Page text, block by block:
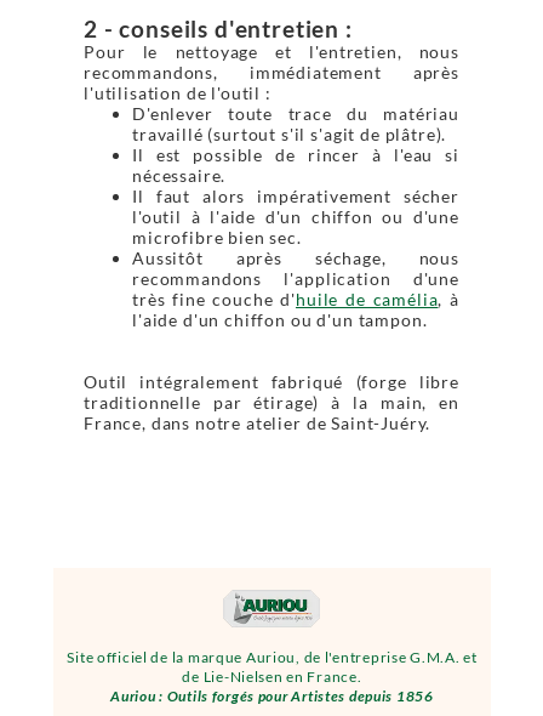
Site officiel de la marque Auriou, de l'entreprise G.M.A. et
de Lie-Nielsen en France.
Auriou : Outils forgés pour Artistes depuis 1856
2 - conseils d'entretien :
Pour le nettoyage et l'entretien, nous
recommandons, immédiatement après
l'utilisation de l'outil :
D'enlever toute trace du matériau
travaillé (surtout s'il s'agit de plâtre).
Il est possible de rincer à l'eau si
nécessaire.
Il faut alors impérativement sécher
l'outil à l'aide d'un chiffon ou d'une
microfibre bien sec.
Aussitôt après séchage, nous
recommandons l'application d'une
très fine couche d'huile de camélia, à
l'aide d'un chiffon ou d'un tampon.
Outil intégralement fabriqué (forge libre
traditionnelle par étirage) à la main, en
France, dans notre atelier de Saint-Juéry.